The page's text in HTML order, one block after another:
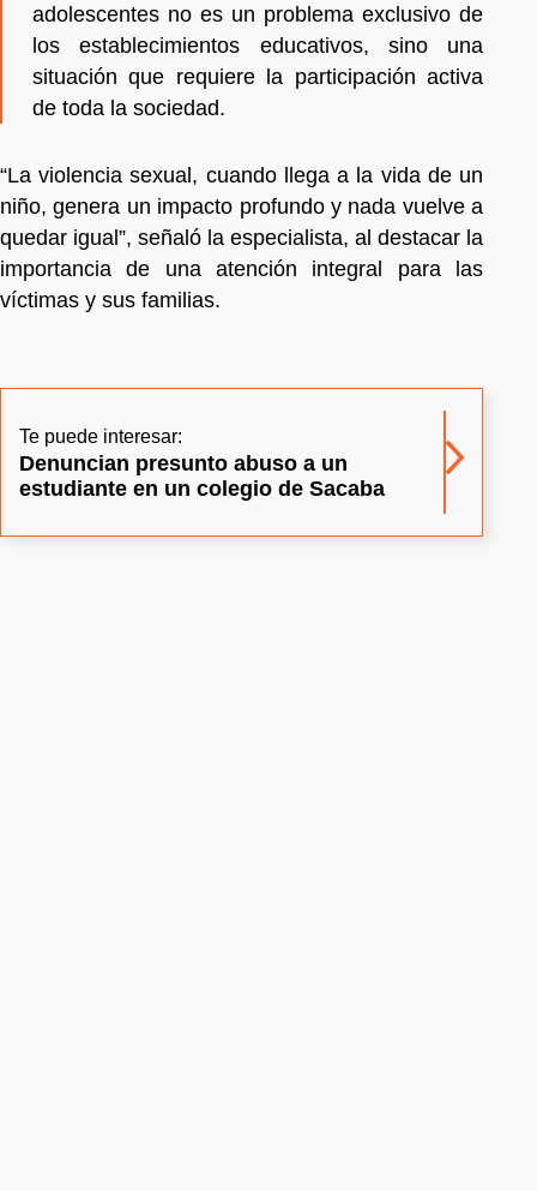
adolescentes no es un problema exclusivo de
los establecimientos educativos, sino una
situación que requiere la participación activa
de toda la sociedad.
“La violencia sexual, cuando llega a la vida de un
niño, genera un impacto profundo y nada vuelve a
quedar igual”, señaló la especialista, al destacar la
importancia de una atención integral para las
víctimas y sus familias.
Te puede interesar:
Denuncian presunto abuso a un
estudiante en un colegio de Sacaba